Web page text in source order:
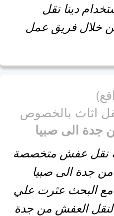
دينا نقل
خلال فريق عمل
اثاث بالخصوص
الى صبيا
نقل عفش متخصصة
جدة الى صبيا
البحث عثرت علي
العفش من جدة